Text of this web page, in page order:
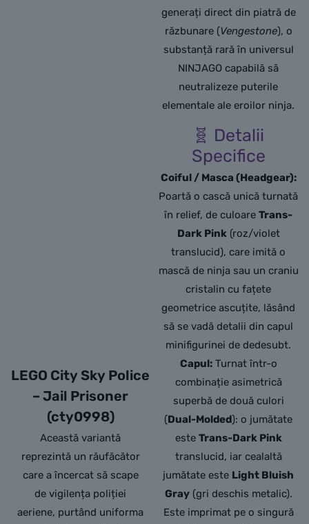
LEGO City Sky Police
– Jail Prisoner
(cty0998)
Această variantă
reprezintă un răufăcător
care a încercat să scape
de vigilența poliției
aeriene, purtând uniforma
generați direct din piatră de
răzbunare (Vengestone), o
substanță rară în universul
NINJAGO capabilă să
neutralizeze puterile
elementale ale eroilor ninja.
🧬 Detalii
Specifice
Coiful / Masca (Headgear):
Poartă o cască unică turnată
în relief, de culoareTrans-
Dark Pink(roz/violet
translucid), care imită o
mască de ninja sau un craniu
cristalin cu fațete
geometrice ascuțite, lăsând
să se vadă detalii din capul
minifigurinei de dedesubt.
Capul:Turnat într-o
combinație asimetrică
superbă de două culori
(Dual-Molded): o jumătate
este Trans-Dark Pink
translucid, iar cealaltă
jumătate este Light Bluish
Gray(gri deschis metalic).
Este imprimat pe o singură